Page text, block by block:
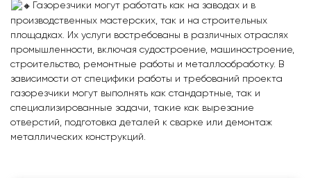
Газорезчики могут работать как на заводах и в
производственных мастерских, так и на строительных
площадках. Их услуги востребованы в различных отраслях
промышленности, включая судостроение, машиностроение,
строительство, ремонтные работы и металлообработку. В
зависимости от специфики работы и требований проекта
газорезчики могут выполнять как стандартные, так и
специализированные задачи, такие как вырезание
отверстий, подготовка деталей к сварке или демонтаж
металлических конструкций.